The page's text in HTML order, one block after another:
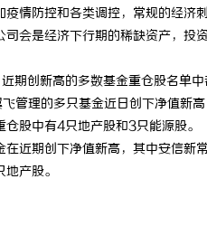
疫情防控和各类调控，常规的经济
会是经济下行期的稀缺资产，
期创新高的多数基金重仓股名单
理的多只基金近日创下净值新
股中有4只地产股和3只能源股。
在近期创下净值新高，其中安信
产股。
法律困境